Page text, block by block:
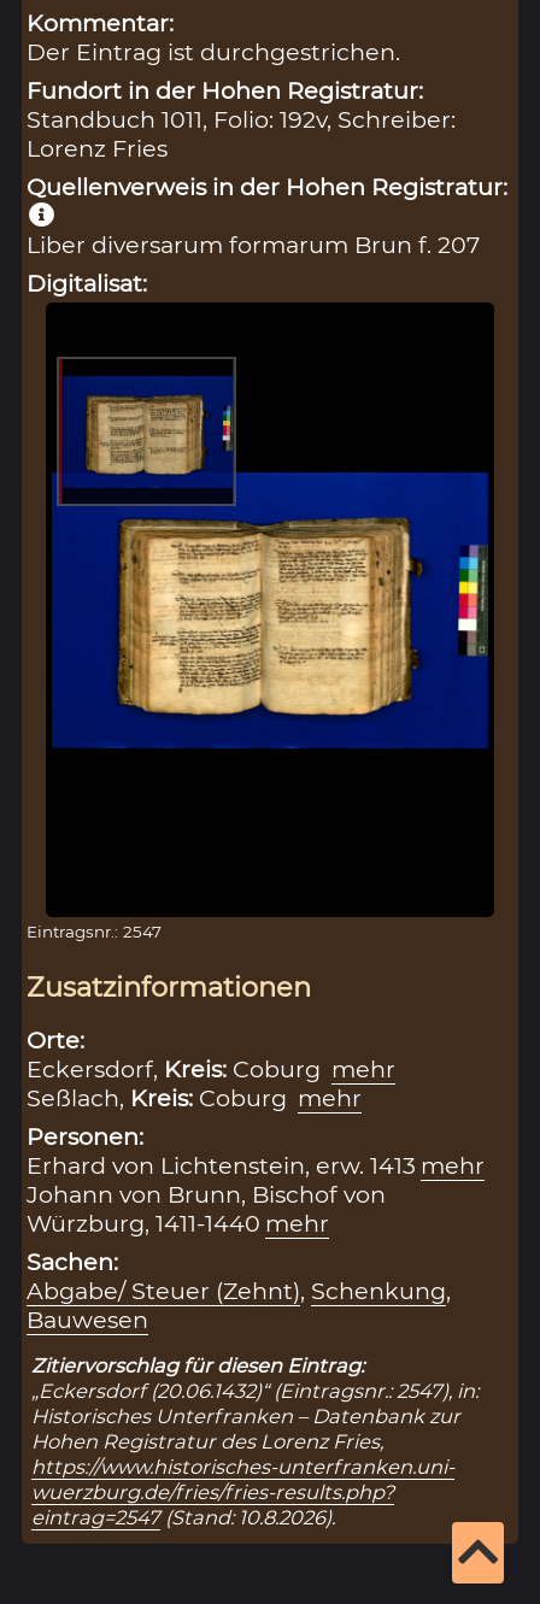
Kommentar:
Der Eintrag ist durchgestrichen.
Fundort in der Hohen Registratur:
Standbuch 1011, Folio: 192v, Schreiber:
Lorenz Fries
Quellenverweis in der Hohen Registratur:
Liber diversarum formarum Brun f. 207
Digitalisat:
Eintragsnr.: 2547
Zusatzinformationen
Orte:
Eckersdorf, Kreis: Coburg mehr
Seßlach, Kreis: Coburg mehr
Personen:
Erhard von Lichtenstein, erw. 1413 mehr
Johann von Brunn, Bischof von
Würzburg, 1411-1440 mehr
Sachen:
Abgabe/ Steuer (Zehnt), Schenkung,
Bauwesen
Zitiervorschlag für diesen Eintrag:
„Eckersdorf (20.06.1432)“ (Eintragsnr.: 2547), in:
Historisches Unterfranken – Datenbank zur
Hohen Registratur des Lorenz Fries,
https://www.historisches-unterfranken.uni-
wuerzburg.de/fries/fries-results.php?
eintrag=2547(Stand: 10.8.2026).